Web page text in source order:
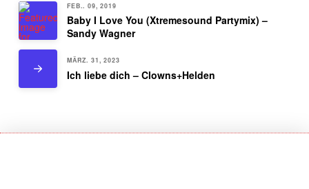
FEB.. 09, 2019
Baby I Love You (Xtremesound Partymix) –
Sandy Wagner
MÄRZ. 31, 2023
Ich liebe dich – Clowns+Helden